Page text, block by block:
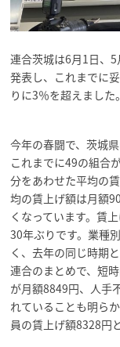
連合茨城は6月1日、
発表し、これまでに
りに3％を超えました。
今年の春闘で、茨城
これまでに49の組合
分をあわせた平均の
均の賃上げ額は月額
くなっています。賃
30年ぶりです。業種
く、去年の同じ時期
連合のまとめで、短
が月額8849円、人手
れていることも明ら
員の賃上げ額8328円